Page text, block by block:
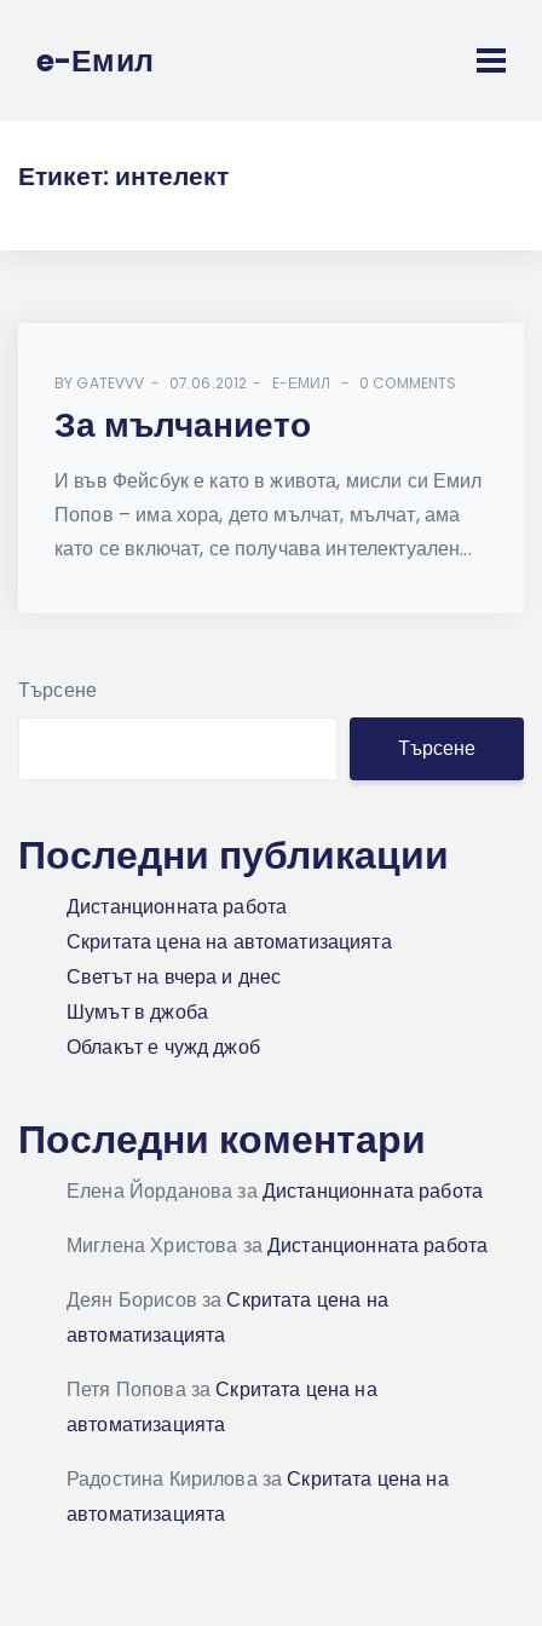
e-Емил
Етикет: интелект
BY GATEVVV 07.06.2012 E-ЕМИЛ 0 COMMENTS
За мълчанието
И във Фейсбук е като в живота, мисли си Емил
Попов – има хора, дето мълчат, мълчат, ама
като се включат, се получава интелектуален...
Търсене
Търсене
Последни публикации
Дистанционната работа
Скритата цена на автоматизацията
Светът на вчера и днес
Шумът в джоба
Облакът е чужд джоб
Последни коментари
Елена ЙордановазаДистанционната работа
Миглена Христова заДистанционната работа
Деян Борисов заСкритата цена на
автоматизацията
Петя ПоповазаСкритата цена на
автоматизацията
Радостина КириловазаСкритата цена на
автоматизацията